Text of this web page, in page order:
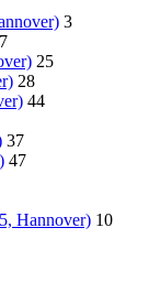
3
7
25
28
44
37
47
Hannover) 10